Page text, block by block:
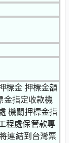
標金 押標金額
金指定收款機
機關押標金指
程處保管款專
連結到台灣票